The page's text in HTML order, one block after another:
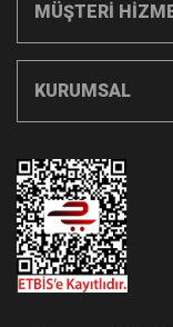
MÜŞTERİ
KURUMSAL